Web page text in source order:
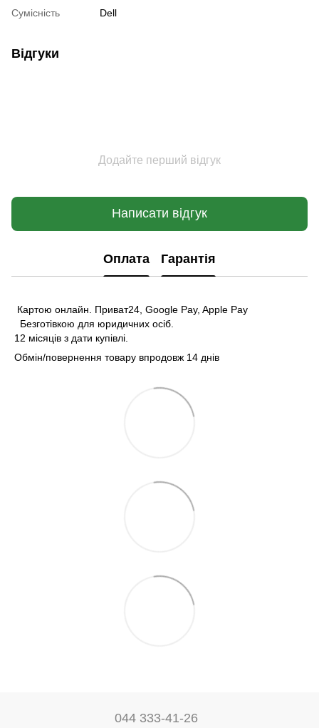
Сумісність Dell
Відгуки
Додайте перший відгук
Написати відгук
Оплата Гарантія
Картою онлайн. Приват24, Google Pay, Apple Pay
Безготівкою для юридичних осіб.
12 місяців з дати купівлі.
Обмін/повернення товару впродовж 14 днів
044 333-41-26